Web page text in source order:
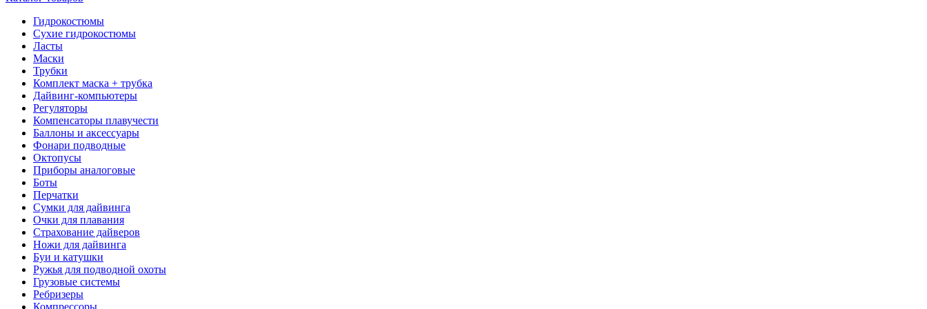
Гидрокостюмы
Сухие гидрокостюмы
Ласты
Маски
Трубки
Комплект маска + трубка
Дайвинг-компьютеры
Регуляторы
Компенсаторы плавучести
Баллоны и аксессуары
Фонари подводные
Октопусы
Приборы аналоговые
Боты
Перчатки
Сумки для дайвинга
Очки для плавания
Страхование дайверов
Ножи для дайвинга
Буи и катушки
Ружья для подводной охоты
Грузовые системы
Ребризеры
Компрессоры